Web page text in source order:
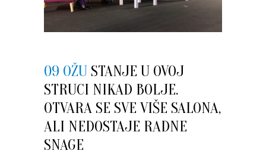
09 OŽU STANJE U OVOJ
STRUCI NIKAD BOLJE.
OTVARA SE SVE VIŠE SALONA,
ALI NEDOSTAJE RADNE
SNAGE